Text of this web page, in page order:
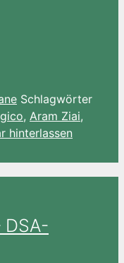
Schlagwörter
, Aram Ziai,
hinterlassen
DSA-